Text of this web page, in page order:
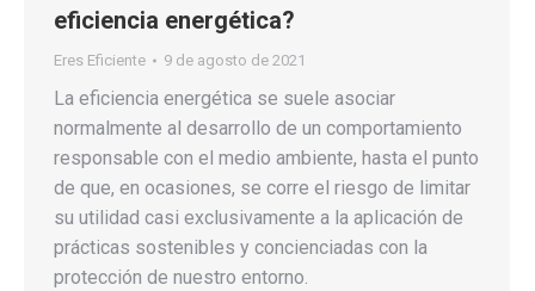
eficiencia energética?
Eres Eficiente 9 de agosto de 2021
La eficiencia energética se suele asociar
normalmente al desarrollo de un comportamiento
responsable con el medio ambiente, hasta el punto
de que, en ocasiones, se corre el riesgo de limitar
su utilidad casi exclusivamente a la aplicación de
prácticas sostenibles y concienciadas con la
protección de nuestro entorno.